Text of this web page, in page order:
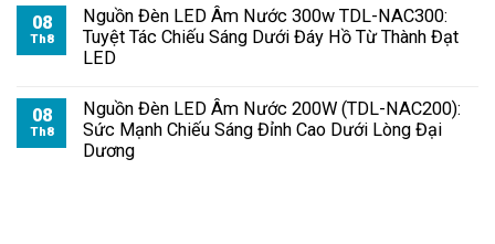
Pha
Module
100W
Thi
Đấu
08
Th8
Nguồn Đèn LED Âm Nước 300w TDL-NAC300:
Tuyệt Tác Chiếu Sáng Dưới Đáy Hồ Từ Thành Đạt
LED
08
Th8
Nguồn Đèn LED Âm Nước 200W (TDL-NAC200):
Sức Mạnh Chiếu Sáng Đỉnh Cao Dưới Lòng Đại
Dương